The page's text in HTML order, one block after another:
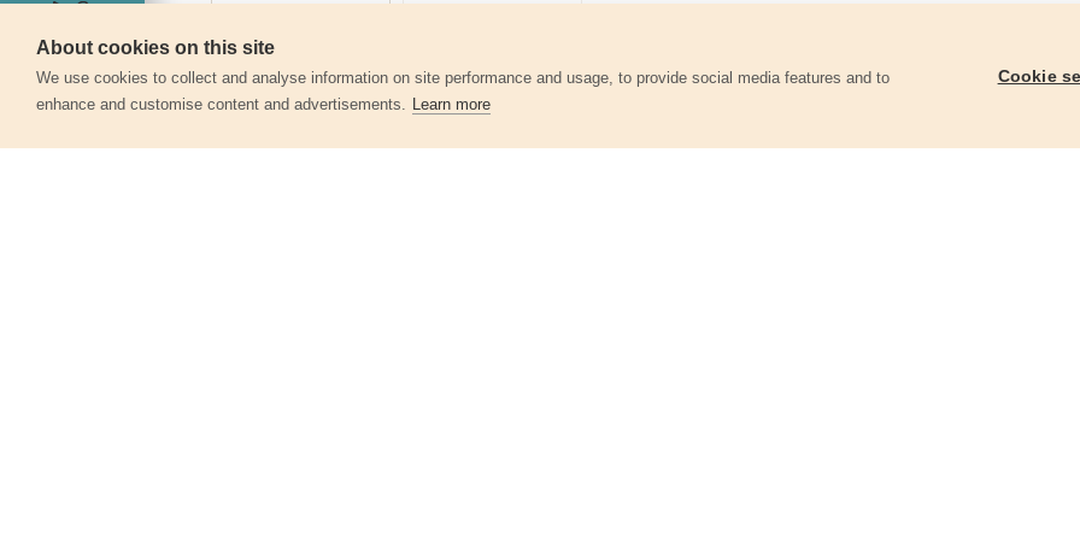
About cookies on this site
We use cookies to collect and analyse information on site performance and usage, to provide social media features and to
enhance and customise content and advertisements. Learn more
Cookie